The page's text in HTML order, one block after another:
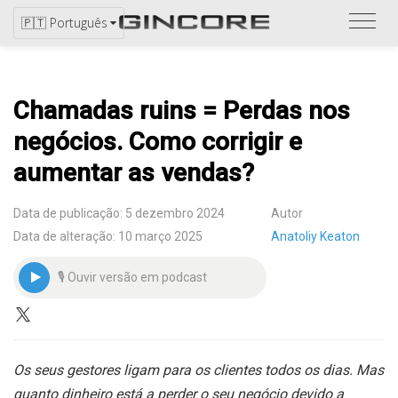
🇵🇹 Português
Ver
Chamadas ruins = Perdas nos
negócios. Como corrigir e
aumentar as vendas?
Data de publicação: 5 dezembro 2024
Data de alteração: 10 março 2025
Autor
Anatoliy Keaton
🎙 Ouvir versão em podcast
Os seus gestores ligam para os clientes todos os dias. Mas
quanto dinheiro está a perder o seu negócio devido a